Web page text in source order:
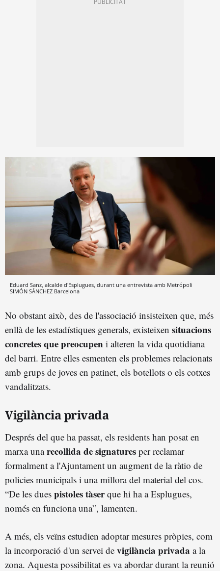
Eduard Sanz, alcalde d'Esplugues, durant una entrevista amb Metrópoli
SIMÓN SÁNCHEZ Barcelona
No obstant això, des de l'associació insisteixen que, més
enllà de les estadístiques generals, existeixen situacions
concretes que preocupen i alteren la vida quotidiana
del barri. Entre elles esmenten els problemes relacionats
amb grups de joves en patinet, els botellots o els cotxes
vandalitzats.
Vigilància privada
Després del que ha passat, els residents han posat en
marxa unarecollida de signatures per reclamar
formalment a l'Ajuntament un augment de la ràtio de
policies municipals i una millora del material del cos.
“De les dues pistoles tàserque hi ha a Esplugues,
només en funciona una”, lamenten.
A més, els veïns estudien adoptar mesures pròpies, com
la incorporació d'un servei de vigilància privada a la
zona. Aquesta possibilitat es va abordar durant la reunió